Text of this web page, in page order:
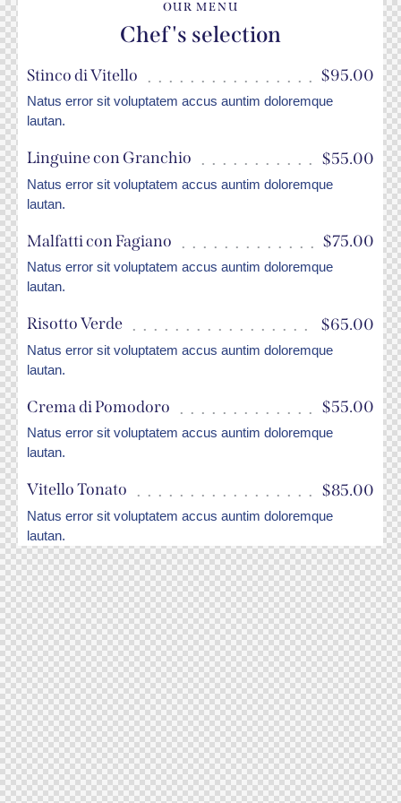
OUR MENU
Chef's selection
Stinco di Vitello $95.00
Natus error sit voluptatem accus auntim doloremque
lautan.
Linguine con Granchio $55.00
Natus error sit voluptatem accus auntim doloremque
lautan.
Malfatti con Fagiano $75.00
Natus error sit voluptatem accus auntim doloremque
lautan.
Risotto Verde $65.00
Natus error sit voluptatem accus auntim doloremque
lautan.
Crema di Pomodoro $55.00
Natus error sit voluptatem accus auntim doloremque
lautan.
Vitello Tonato $85.00
Natus error sit voluptatem accus auntim doloremque
lautan.